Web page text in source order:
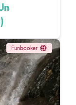
Funbooker